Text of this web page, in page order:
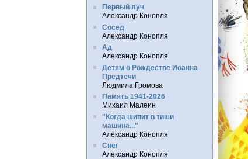
Первый луч
Александр Конопля
Сосед
Александр Конопля
Ад
Александр Конопля
Детям о Рождестве Иоанна
Предтечи
Людмила Громова
Память 1941-2026
Михаил Малеин
"Когда шипит в тиши
машина..."
Александр Конопля
Снег
Александр Конопля